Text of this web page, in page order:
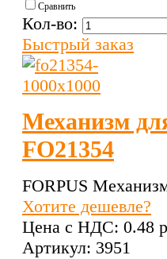
Сравнить
Кол-во:
Быстрый заказ
Механизм
FO21354
FORPUS
Хотите дешевле?
Цена с НДС: 0.48
Артикул: 3951